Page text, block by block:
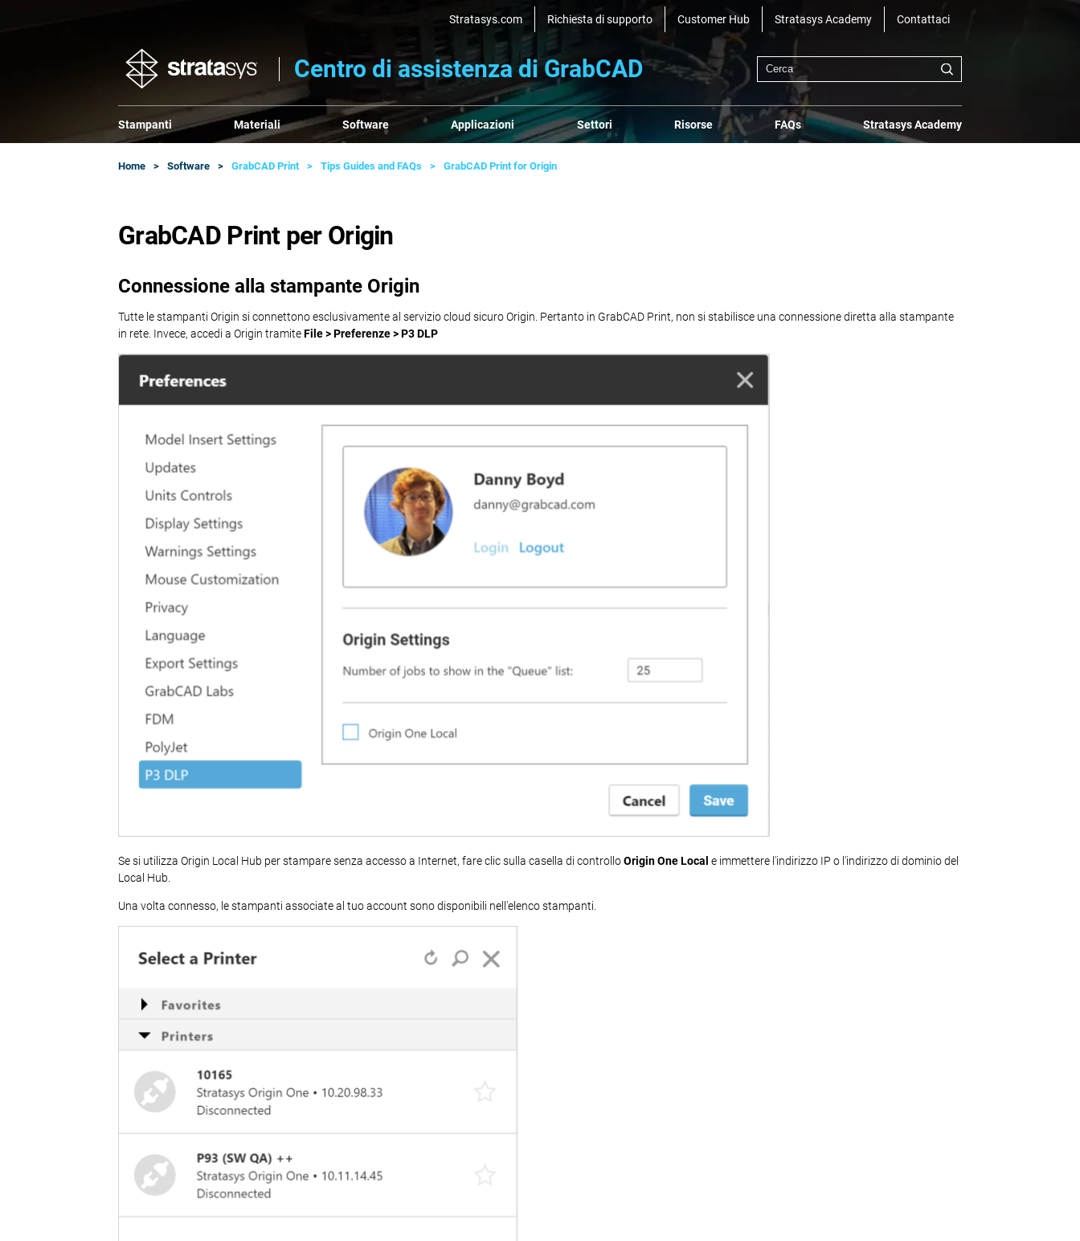
Stratasys.com Richiesta di supporto Customer Hub Stratasys Academy Contattaci
Centro di assistenza di GrabCAD
Stampanti Materiali Software Applicazioni Settori Risorse FAQs Stratasys Academy
Home Software GrabCAD Print Tips Guides and FAQs GrabCAD Print for Origin
GrabCAD Print per Origin
Connessione alla stampante Origin
Tutte le stampanti Origin si connettono esclusivamente al servizio cloud sicuro Origin. Pertanto in GrabCAD Print, non si stabilisce una connessione diretta alla stampante
in rete. Invece, accedi a Origin tramiteFile > Preferenze > P3 DLP
Se si utilizza Origin Local Hub per stampare senza accesso a Internet, fare clic sulla casella di controlloOrigin One Local e immettere l'indirizzo IP o l'indirizzo di dominio del
Local Hub.
Una volta connesso, le stampanti associate al tuo account sono disponibili nell'elenco stampanti.